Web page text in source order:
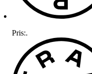
Pris:.